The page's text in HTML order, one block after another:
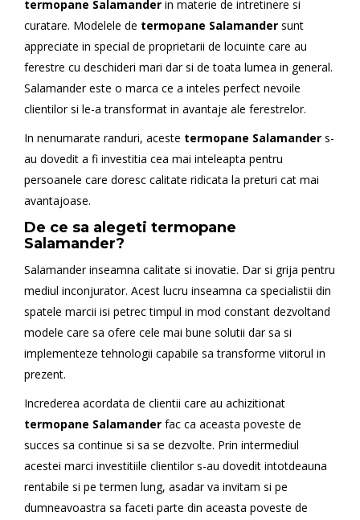
termopane Salamander in materie de intretinere si
curatare. Modelele de termopane Salamander sunt
appreciate in special de proprietarii de locuinte care au
ferestre cu deschideri mari dar si de toata lumea in general.
Salamander este o marca ce a inteles perfect nevoile
clientilor si le-a transformat in avantaje ale ferestrelor.
In nenumarate randuri, aceste termopane Salamander s-
au dovedit a fi investitia cea mai inteleapta pentru
persoanele care doresc calitate ridicata la preturi cat mai
avantajoase.
De ce sa alegeti termopane
Salamander?
Salamander inseamna calitate si inovatie. Dar si grija pentru
mediul inconjurator. Acest lucru inseamna ca specialistii din
spatele marcii isi petrec timpul in mod constant dezvoltand
modele care sa ofere cele mai bune solutii dar sa si
implementeze tehnologii capabile sa transforme viitorul in
prezent.
Increderea acordata de clientii care au achizitionat
termopane Salamander fac ca aceasta poveste de
succes sa continue si sa se dezvolte. Prin intermediul
acestei marci investitiile clientilor s-au dovedit intotdeauna
rentabile si pe termen lung, asadar va invitam si pe
dumneavoastra sa faceti parte din aceasta poveste de